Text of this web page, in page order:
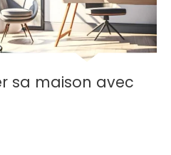
sa maison avec